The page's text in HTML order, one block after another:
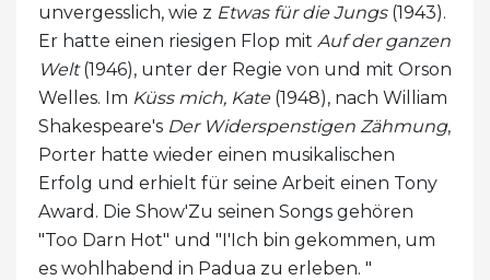
unvergesslich, wie z Etwas für die Jungs(1943).
Er hatte einen riesigen Flop mit Auf der ganzen
Welt(1946), unter der Regie von und mit Orson
Welles. Im Küss mich, Kate (1948), nach William
Shakespeare's Der Widerspenstigen Zähmung,
Porter hatte wieder einen musikalischen
Erfolg und erhielt für seine Arbeit einen Tony
Award. Die Show'Zu seinen Songs gehören
"Too Darn Hot" und "I'Ich bin gekommen, um
es wohlhabend in Padua zu erleben. "